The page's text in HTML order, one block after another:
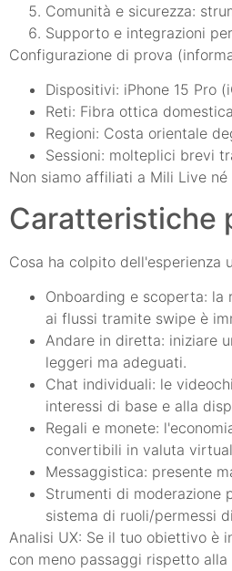
Comunità e sicurezza:
Supporto e integrazioni
Configurazione di prova
Dispositivi: iPhone 15 Pro
Reti: Fibra ottica
Regioni: Costa orientale
Sessioni: molteplici brevi
Non siamo affiliati a Mili Live
Caratteristiche
Cosa ha colpito dell'esperienza
Onboarding e scoperta:
ai flussi tramite swipe è
Andare in diretta: iniziare
leggeri ma adeguati.
Chat individuali: le
interessi di base e alla
Regali e monete:
convertibili in valuta
Messaggistica: presente
Strumenti di moderazione
sistema di ruoli/permessi
Analisi UX: Se il tuo obiettivo è
con meno passaggi rispetto